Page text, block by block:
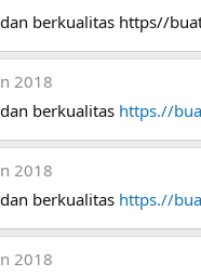
berkualitas https//
2018
berkualitas https.//
2018
berkualitas https.//
2018